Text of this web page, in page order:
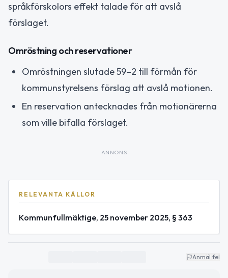
språkförskolors effekt talade för att avslå
förslaget.
Omröstning och reservationer
Omröstningen slutade 59–2 till förmån för
kommunstyrelsens förslag att avslå motionen.
En reservation antecknades från motionärerna
som ville bifalla förslaget.
ANNONS
RELEVANTA KÄLLOR
Kommunfullmäktige, 25 november 2025, § 363
Anmäl fel